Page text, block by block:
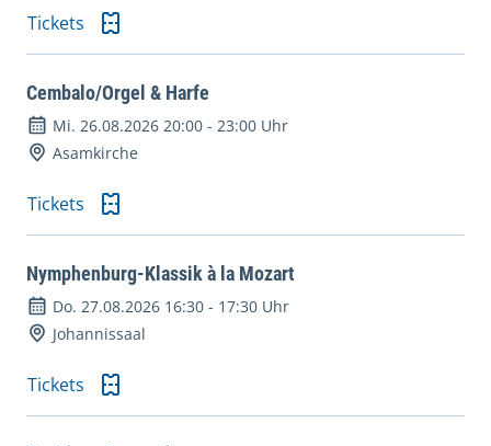
Tickets
Cembalo/Orgel & Harfe
Mi. 26.08.2026 20:00 - 23:00 Uhr
Asamkirche
Tickets
Nymphenburg-Klassik à la Mozart
Do. 27.08.2026 16:30 - 17:30 Uhr
Johannissaal
Tickets